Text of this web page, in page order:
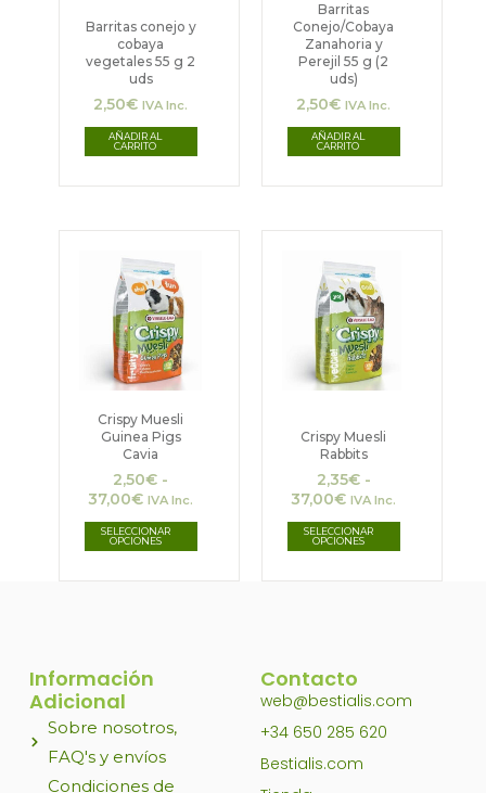
Barritas conejo y
cobaya
vegetales 55 g 2
uds
2,50€ IVA Inc.
AÑADIR AL
CARRITO
Barritas
Conejo/Cobaya
Zanahoria y
Perejil 55 g (2
uds)
2,50€ IVA Inc.
AÑADIR AL
CARRITO
Crispy Muesli
Guinea Pigs
Cavia
2,50€ -
37,00€
de
precios:
desde
2,50€
hasta
37,00€
IVA Inc.
SELECCIONAR
OPCIONES
producto
tiene
múltiples
variantes.
Las
opciones
se
elegir
en
de
producto
Crispy Muesli
Rabbits
2,35€ -
37,00€
de
precios:
desde
2,35€
hasta
37,00€
IVA Inc.
SELECCIONAR
OPCIONES
producto
tiene
múltiples
variantes.
opciones
se
elegir
en
de
Información
Adicional
Sobre nosotros,
FAQ's y envíos
Condiciones de
Contacto
web@bestialis.com
+34 650 285 620
Bestialis.com